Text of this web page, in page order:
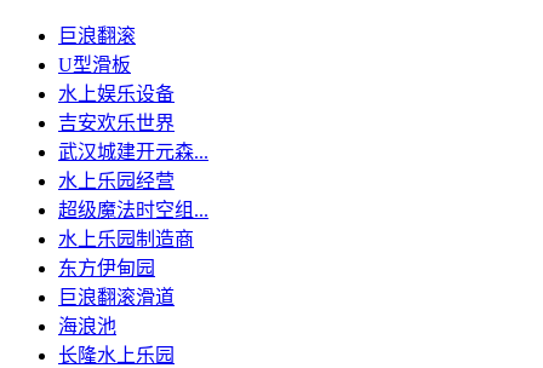
巨浪翻滚
U型滑板
水上娱乐设备
吉安欢乐世界
武汉城建开元森...
水上乐园经营
超级魔法时空组...
水上乐园制造商
东方伊甸园
巨浪翻滚滑道
海浪池
长隆水上乐园